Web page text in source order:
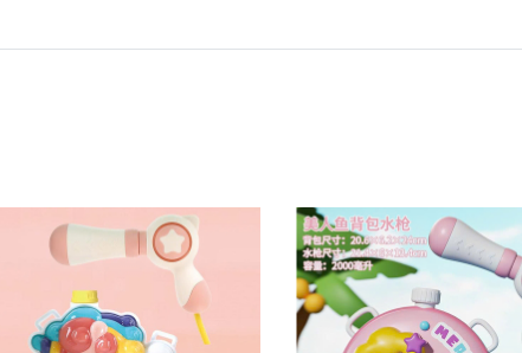
Bán Buôn , Bán Lẻ Mô Hình
Rất mong hợp tác với các Shop và các Cộng Tác Viên